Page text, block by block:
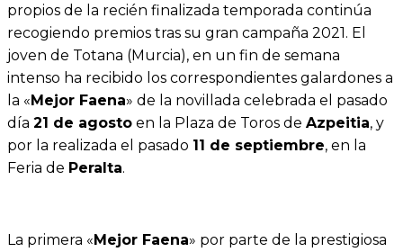
propios de la recién finalizada temporada continúa
recogiendo premios tras su gran campaña 2021. El
joven de Totana (Murcia), en un fin de semana
intenso ha recibido los correspondientes galardones a
la «Mejor Faena» de la novillada celebrada el pasado
día 21 de agosto en la Plaza de Toros de Azpeitia, y
por la realizada el pasado 11 de septiembre, en la
Feria de Peralta.
La primera «Mejor Faena» por parte de la prestigiosa